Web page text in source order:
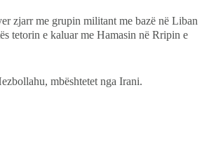
zjarr me grupin militant me bazë në Liban
tetorin e kaluar me Hamasin në Rripin e
mbështetet nga Irani.